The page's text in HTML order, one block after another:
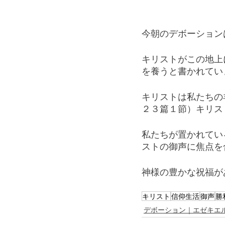
今朝のデボーショ
キリストがこの地
を養うと書かれて
キリストは私たち
２３篇１節）キリ
私たちが置かれて
ストの御声に焦点
神様の豊かな祝福
キリスト 信仰生活御声勝
デボーション｜エゼキエ